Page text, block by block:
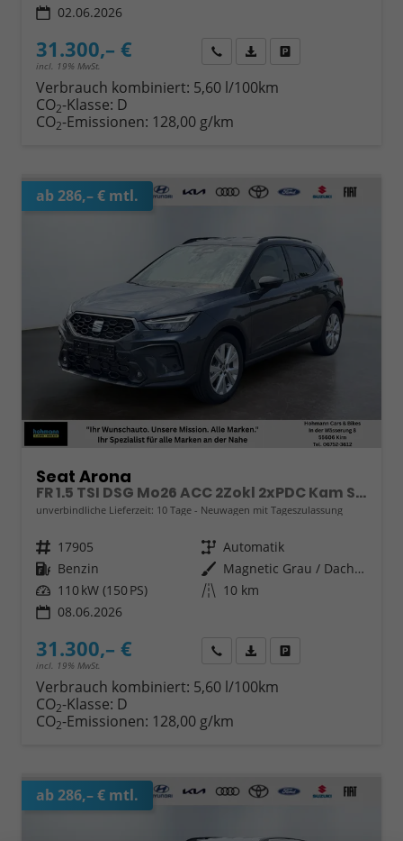
02.06.2026
31.300,– €
incl. 19% MwSt.
Wir rufen Sie anFahrzeugexposé (PDF)
Verbrauch kombiniert: 5,60 l/100km
CO2-Klasse: D
CO2-Emissionen: 128,00 g/km
ab 286,– € mtl.
Seat Arona
FR 1.5 TSI DSG Mo26 ACC 2Zokl 2xPDC Kam SHZ Full Link
unverbindliche Lieferzeit: 10 Tage Neuwagen mit Tageszulassung
Fahrzeugnr. 17905 Getriebe Automatik
Kraftstoff Benzin Außenfarbe
Magnetic Grau / Dach Schwarz
Leistung 110 kW (150 PS) Kilometerstand 10 km
08.06.2026
31.300,– €
incl. 19% MwSt.
Wir rufen Sie anFahrzeugexposé (PDF)
Verbrauch kombiniert: 5,60 l/100km
CO2-Klasse: D
CO2-Emissionen: 128,00 g/km
ab 286,– € mtl.